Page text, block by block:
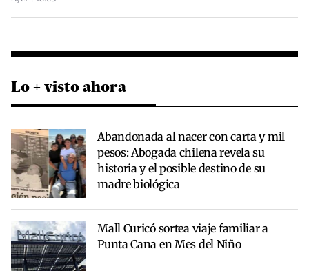
Lo + visto ahora
Abandonada al nacer con carta y mil
pesos: Abogada chilena revela su
historia y el posible destino de su
madre biológica
Mall Curicó sortea viaje familiar a
Punta Cana en Mes del Niño